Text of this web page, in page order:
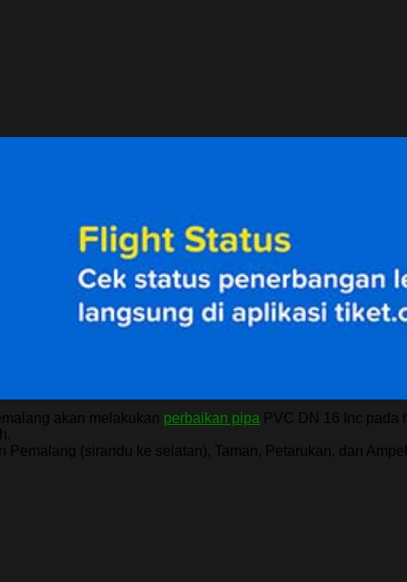
akan melakukan perbaikan pipa PVC DN 16 Inc pada
(sirandu ke selatan), Taman, Petarukan, dan